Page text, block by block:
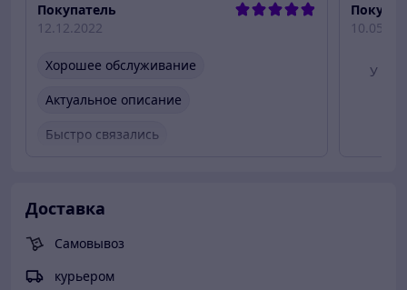
Покупатель
12.12.2022
Хорошее обслуживание
Актуальное описание
Быстро связались
Вежливый продавец
У
Доставка
Самовывоз
курьером